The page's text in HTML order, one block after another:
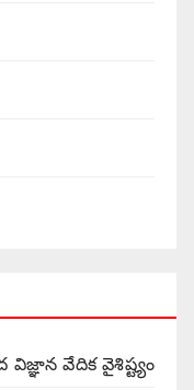
విజ్ఞాన వేదిక వైశిష్ట్యం